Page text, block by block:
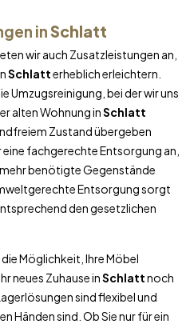
inSchlatt
wir auch Zusatzleistungen an,
Schlatterheblich erleichtern.
Umzugsreinigung, bei der wir uns
alten Wohnung inSchlatt
Zustand übergeben
fachgerechte Entsorgung an,
benötigte Gegenstände
Entsorgung sorgt
den gesetzlichen
Möglichkeit, Ihre Möbel
neues Zuhause inSchlattnoch
sind flexibel und
Händen sind. Ob Sie nur für ein